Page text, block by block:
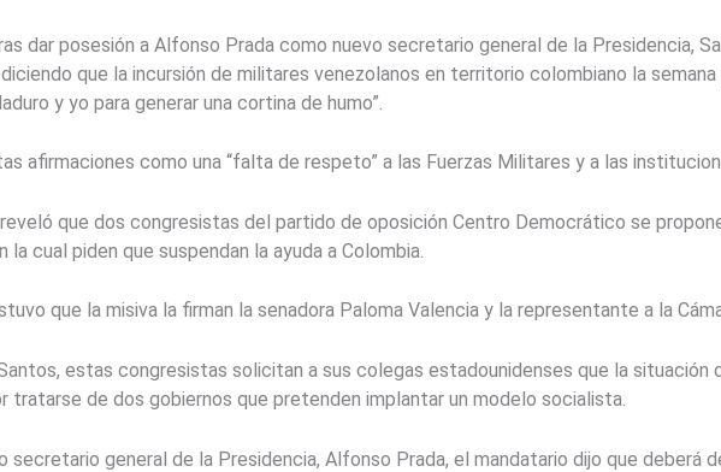
dar posesión a Alfonso Prada como nuevo secretario general de la Presidencia,
que la incursión de militares venezolanos en territorio colombiano la
y yo para generar una cortina de humo”.
afirmaciones como una “falta de respeto” a las Fuerzas Militares y a las
que dos congresistas del partido de oposición Centro Democrático se
la cual piden que suspendan la ayuda a Colombia.
que la misiva la firman la senadora Paloma Valencia y la representante a la
estas congresistas solicitan a sus colegas estadounidenses que la situación
tratarse de dos gobiernos que pretenden implantar un modelo socialista.
secretario general de la Presidencia, Alfonso Prada, el mandatario dijo que deberá